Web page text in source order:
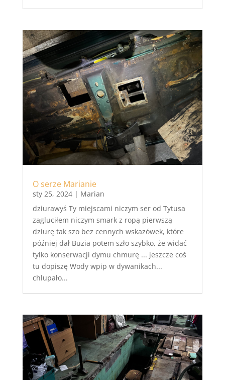
O serze Marianie
sty 25, 2024| Marian
dziurawyś Ty miejscami niczym ser od Tytusa
zagluciłem niczym smark z ropą pierwszą
dziurę tak szo bez cennych wskazówek, które
później dał Buzia potem szło szybko, że widać
tylko konserwacji dymu chmurę ... jeszcze coś
tu dopiszę Wody wpip w dywanikach...
chlupało...